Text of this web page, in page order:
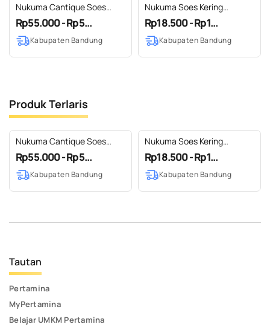
Nukuma Cantique Soes
Kering Premium Kemasan
Toples Ecofam 250 gr
Rp55.000 - Rp5...
Kabupaten Bandung
Nukuma Soes Kering
Premium Kemasan Trendy 70
gram
Rp18.500 - Rp1...
Kabupaten Bandung
Produk Terlaris
Nukuma Cantique Soes
Kering Premium Kemasan
Toples Ecofam 250 gr
Rp55.000 - Rp5...
Kabupaten Bandung
Nukuma Soes Kering
Premium Kemasan Trendy 70
gram
Rp18.500 - Rp1...
Kabupaten Bandung
Tautan
Pertamina
MyPertamina
Belajar UMKM Pertamina